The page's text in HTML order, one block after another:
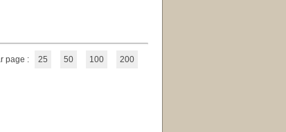
page : 25 50 100 200